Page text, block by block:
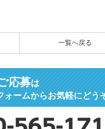
一覧へ戻る
応募は
ォームからお気軽にどう